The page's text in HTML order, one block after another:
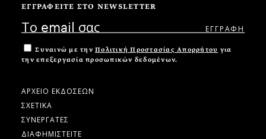
ΕΓΓΡΑΦΕΙΤΕ ΣΤΟ NEWSLETTER
Συναινώ με την Πολιτική Προστασίας Απορρήτου για
την επεξεργασία προσωπικών δεδομένων.
ΑΡΧΕΙΟ ΕΚΔΟΣΕΩΝ
ΣΧΕΤΙΚΑ
ΣΥΝΕΡΓΑΤΕΣ
ΔΙΑΦΗΜΙΣΤΕΙΤΕ